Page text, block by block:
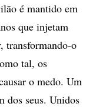
é mantido em
que injetam
transformando-o
tal, os
o medo. Um
dos seus. Unidos